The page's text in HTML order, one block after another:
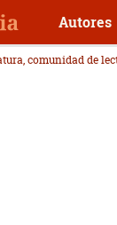
Autores
comunidad de